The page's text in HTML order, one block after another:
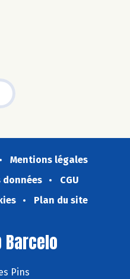
Mentions légales
CGU
Plan du site
Barcelo
Pins